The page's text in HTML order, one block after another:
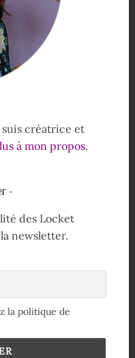
créatrice et
à mon propos.
des Locket
newsletter.
la politique de